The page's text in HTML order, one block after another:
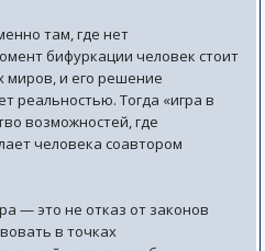
там, где нет
бифуркации человек стоит
и его решение
реальностью. Тогда «игра в
возможностей, где
человека соавтором
— это не отказ от законов
в точках